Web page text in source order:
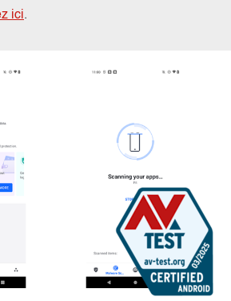
ici.